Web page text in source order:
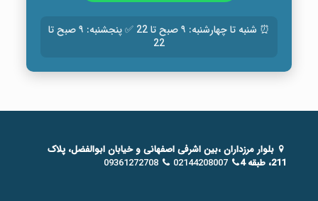
⏰ شنبه تا چهارشنبه: ۹ صبح تا 22 ✅ پنجشنبه: ۹ صبح تا
22
بلوار مرزداران ،بین اشرفی اصفهانی و خیابان ابوالفضل، پلاک
211، طبقه 4
02144208007
09361272708